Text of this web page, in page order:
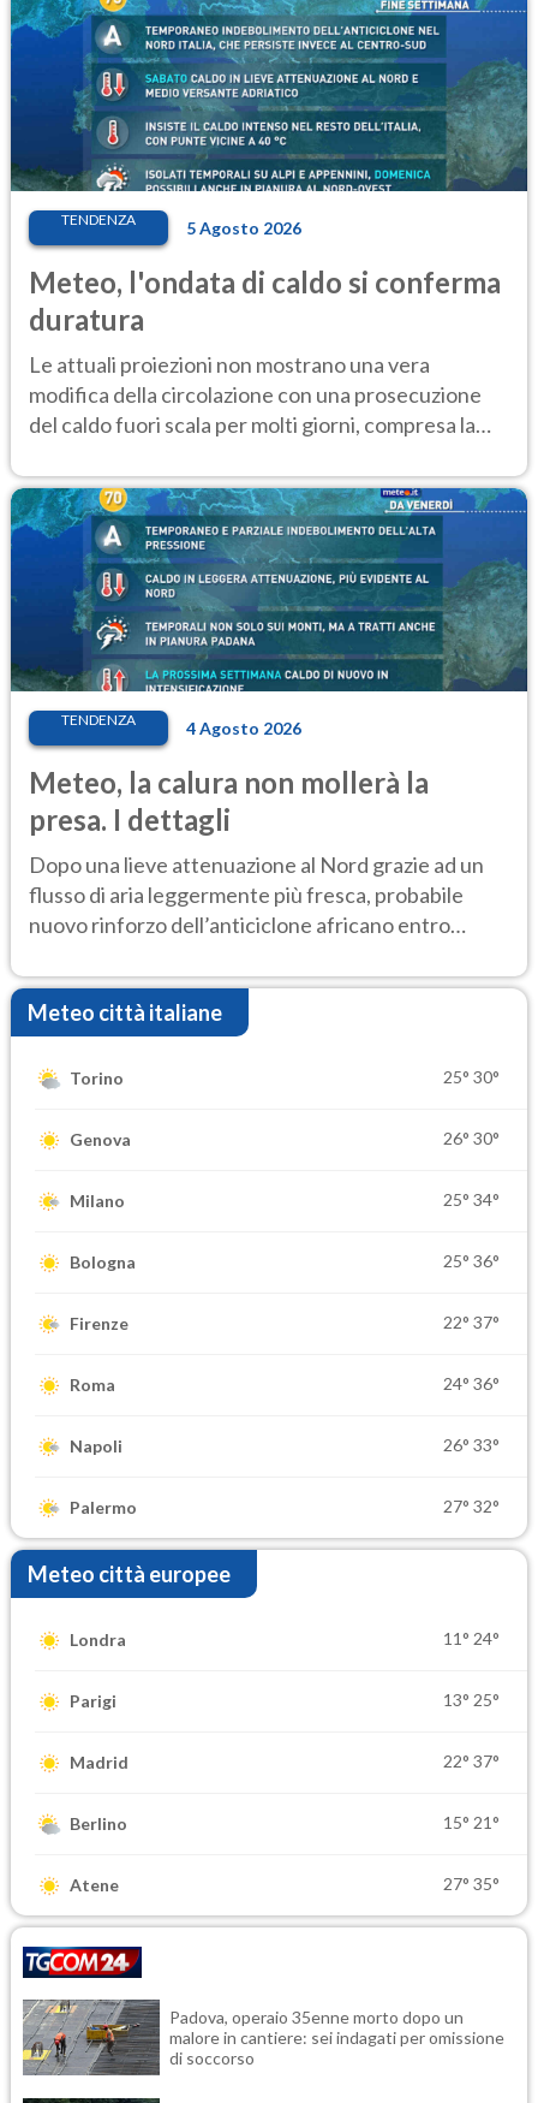
TENDENZA 5 Agosto 2026
Meteo, l'ondata di caldo si conferma
duratura
Le attuali proiezioni non mostrano una vera
modifica della circolazione con una prosecuzione
del caldo fuori scala per molti giorni, compresa la
TENDENZA 4 Agosto 2026
Meteo, la calura non mollerà la
presa. I dettagli
Dopo una lieve attenuazione al Nord grazie ad un
flusso di aria leggermente più fresca, probabile
nuovo rinforzo dell’anticiclone africano entro
Meteo città italiane
Torino 25° 30°
Genova 26° 30°
Milano 25° 34°
Bologna 25° 36°
Firenze 22° 37°
Roma 24° 36°
Napoli 26° 33°
Palermo 27° 32°
Meteo città europee
Londra 11° 24°
Parigi 13° 25°
Madrid 22° 37°
Berlino 15° 21°
Atene 27° 35°
Padova, operaio 35enne morto dopo un
malore in cantiere: sei indagati per omissione
di soccorso